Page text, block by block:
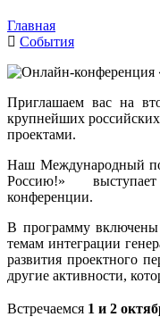
Главная
События
Приглашаем вас на
крупнейших
проектами.
Наш Международный
Россию!»
конференции.
В программу
темам интеграции
развития проектного
другие активности,
Встречаемся 1 и 2